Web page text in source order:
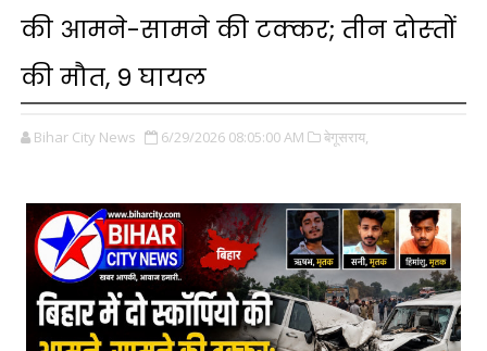
की आमने-सामने की टक्‍कर; तीन दोस्‍तों
की मौत, 9 घायल
Bihar City News 6/29/2026 08:05:00 AM बेगूसराय,